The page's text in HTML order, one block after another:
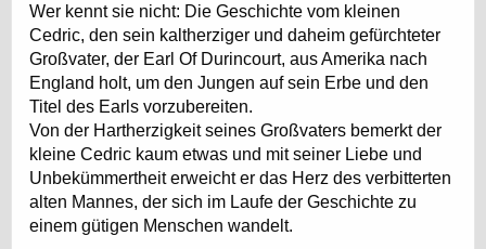
Wer kennt sie nicht: Die Geschichte vom kleinen
Cedric, den sein kaltherziger und daheim gefürchteter
Großvater, der Earl Of Durincourt, aus Amerika nach
England holt, um den Jungen auf sein Erbe und den
Titel des Earls vorzubereiten.
Von der Hartherzigkeit seines Großvaters bemerkt der
kleine Cedric kaum etwas und mit seiner Liebe und
Unbekümmertheit erweicht er das Herz des verbitterten
alten Mannes, der sich im Laufe der Geschichte zu
einem gütigen Menschen wandelt.